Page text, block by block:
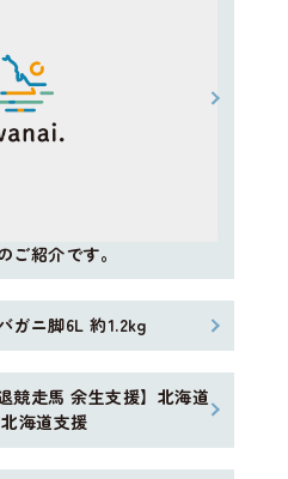
紹介です。
ガニ脚6L 約1.2kg
競走馬 余生支援】北海道
海道支援